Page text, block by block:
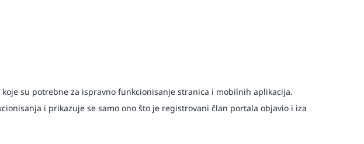
su potrebne za ispravno funkcionisanje stranica i mobilnih aplikacija.
i prikazuje se samo ono što je registrovani član portala objavio i iza